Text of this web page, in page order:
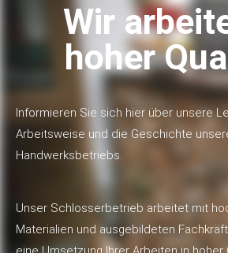
Wir
hoher
Informieren Sie sich hier über unsere
Arbeitsweise und die Geschichte
Handwerksbetriebs.
Unser Schlosserbetrieb arbeitet mit
Materialien und ausgebildeten